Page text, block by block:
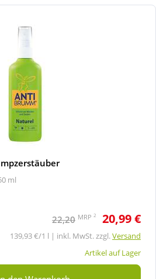
ml
22,20 MRP 2 20,99 €
139,93 €/1 l | inkl. MwSt. zzgl.Versand
Artikel auf Lager